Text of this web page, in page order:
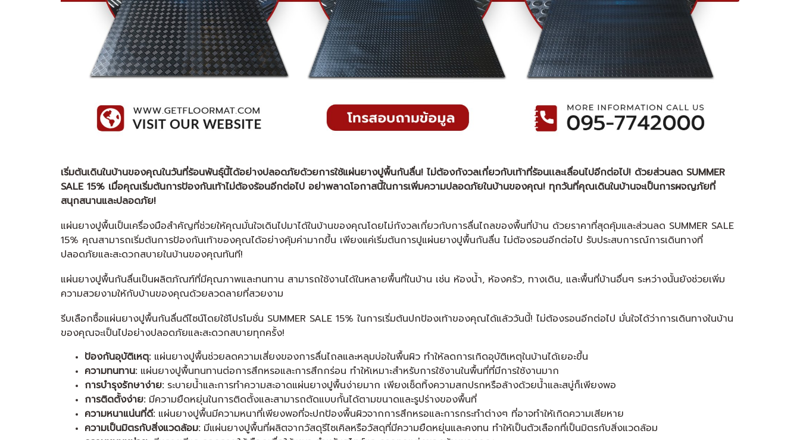
เริ่มต้นเดินในบ้านของคุณในวันที่ร้อนพันธุ์นี้ได้อย่างปลอดภัยด้วยการใช้แผ่นยางปูพื้นกันลื่น! ไม่ต้องกังวลเกี่ยวกับเท้าที่ร้อนเเละเลื่อนไปอีกต่อไป! ด้วยส่วนลด SUMMER
SALE 15% เมื่อคุณเริ่มต้นการป้องกันเท้าไม่ต้องร้อนอีกต่อไป อย่าพลาดโอกาสนี้ในการเพิ่มความปลอดภัยในบ้านของคุณ! ทุกวันที่คุณเดินในบ้านจะเป็นการผจญภัยที่
สนุกสนานและปลอดภัย!
แผ่นยางปูพื้นเป็นเครื่องมือสำคัญที่ช่วยให้คุณมั่นใจเดินไปมาได้ในบ้านของคุณโดยไม่กังวลเกี่ยวกับการลื่นไถลของพื้นที่บ้าน ด้วยราคาที่สุดคุ้มและส่วนลด SUMMER SALE
15% คุณสามารถเริ่มต้นการป้องกันเท้าของคุณได้อย่างคุ้มค่ามากขึ้น เพียงแค่เริ่มต้นการปูแผ่นยางปูพื้นกันลื่น ไม่ต้องรอนอีกต่อไป รับประสบการณ์การเดินทางที่
ปลอดภัยและสะดวกสบายในบ้านของคุณทันที!
แผ่นยางปูพื้นกันลื่นเป็นผลิตภัณฑ์ที่มีคุณภาพและทนทาน สามารถใช้งานได้ในหลายพื้นที่ในบ้าน เช่น ห้องน้ำ, ห้องครัว, ทางเดิน, และพื้นที่บ้านอื่นๆ ระหว่างนั้นยังช่วยเพิ่ม
ความสวยงามให้กับบ้านของคุณด้วยลวดลายที่สวยงาม
รีบเลือกซื้อแผ่นยางปูพื้นกันลื่นดีไซน์โดยใช้โปรโมชั่น SUMMER SALE 15% ในการเริ่มต้นปกป้องเท้าของคุณได้แล้ววันนี้! ไม่ต้องรอนอีกต่อไป มั่นใจได้ว่าการเดินทางในบ้าน
ของคุณจะเป็นไปอย่างปลอดภัยและสะดวกสบายทุกครั้ง!
ป้องกันอุบัติเหตุ:แผ่นยางปูพื้นช่วยลดความเสี่ยงของการลื่นไถลและหลุมบ่อในพื้นผิว ทำให้ลดการเกิดอุบัติเหตุในบ้านได้เยอะขึ้น
ความทนทาน:แผ่นยางปูพื้นทนทานต่อการสึกหรอและการสึกกร่อน ทำให้เหมาะสำหรับการใช้งานในพื้นที่ที่มีการใช้งานมาก
การบำรุงรักษาง่าย:ระบายน้ำและการทำความสะอาดแผ่นยางปูพื้นง่ายมาก เพียงเช็ดทิ้งความสกปรกหรือล้างด้วยน้ำและสบู่ก็เพียงพอ
การติดตั้งง่าย:มีความยืดหยุ่นในการติดตั้งและสามารถตัดแบบกั้นได้ตามขนาดและรูปร่างของพื้นที่
ความหนาแน่นที่ดี:แผ่นยางปูพื้นมีความหนาที่เพียงพอที่จะปกป้องพื้นผิวจากการสึกหรอและการกระทำต่างๆ ที่อาจทำให้เกิดความเสียหาย
ความเป็นมิตรกับสิ่งแวดล้อม:มีแผ่นยางปูพื้นที่ผลิตจากวัสดุรีไซเคิลหรือวัสดุที่มีความยืดหยุ่นและคงทน ทำให้เป็นตัวเลือกที่เป็นมิตรกับสิ่งแวดล้อม